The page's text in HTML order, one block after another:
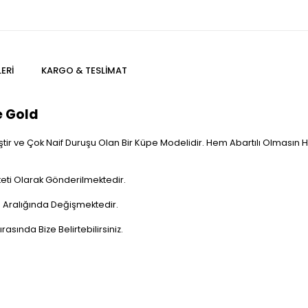
KARGO & TESLIMAT
Gold
Çok Naif Duruşu Olan Bir Küpe Modelidir. Hem Abartılı Olmasın
Olarak Gönderilmektedir.
Değişmektedir.
Bize Belirtebilirsiniz.